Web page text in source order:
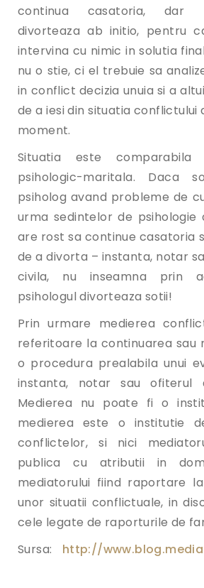
continua casatoria, dar
divorteaza ab initio, pentru
intervina cu nimic in solutia
nu o stie, ci el trebuie sa
in conflict decizia unuia si a
de a iesi din situatia conflictului
moment.
Situatia este
psihologic-maritala. Daca
psiholog avand probleme de
urma sedintelor de psihologie
are rost sa continue casatoria
de a divorta – instanta, notar
civila, nu inseamna prin
psihologul divorteaza sotii!
Prin urmare medierea
referitoare la continuarea sau
o procedura prealabila unui
instanta, notar sau ofiterul
Medierea nu poate fi o
medierea este o institutie
conflictelor, si nici
publica cu atributii in
mediatorului fiind raportare
unor situatii conflictuale, in
cele legate de raporturile de
Sursa:
http://